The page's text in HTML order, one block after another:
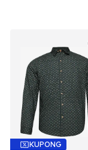
KUPONG